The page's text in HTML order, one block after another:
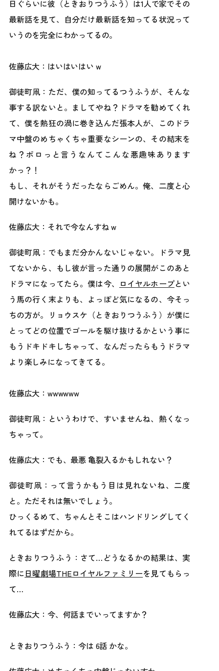
日ぐらいに彼（ときおりつうふう）は1人で家でその
最新話を見て、自分だけ最新話を知ってる状況って
いうのを完全にわかってるの。
佐藤広大：はいはいはい w
御徒町凧：ただ、僕の知ってるつうふうが、そんな
事する訳ないと。ましてやね？ドラマを勧めてくれ
て、僕を熱狂の渦に巻き込んだ張本人が、このドラ
マ中盤のめちゃくちゃ重要なシーンの、その結末を
ね？ポロっと言うなんてこんな悪趣味あります
かっ？！
もし、それがそうだったならごめん。俺、二度と心
開けないかも。
佐藤広大：それで今なんすね w
御徒町凧：でもまだ分かんないじゃない。ドラマ見
てないから、もし彼が言った通りの展開がこのあと
ドラマになってたら。僕は今、 ロイヤルホープとい
う馬の行く末よりも、よっぽど気になるの、今そっ
ちの方が。リョウスケ（ときおりつうふう）が僕に
とってどの位置でゴールを駆け抜けるかという事に
もうドキドキしちゃって、なんだったらもうドラマ
より楽しみになってきてる。
佐藤広大：wwwwww
御徒町凧：というわけで、すいませんね、熱くなっ
ちゃって。
佐藤広大：でも、最悪 亀裂入るかもしれない？
御徒町凧：って言うかもう目は見れないね、二度
と。ただそれは無いでしょう。
ひっくるめて、ちゃんとそこはハンドリングしてく
れてるはずだから。
ときおりつうふう：さて…どうなるかの結果は、実
際に 日曜劇場THEロイヤルファミリーを見てもらっ
て…
佐藤広大：今、何話までいってますか？
ときおりつうふう：今は 6話 かな。